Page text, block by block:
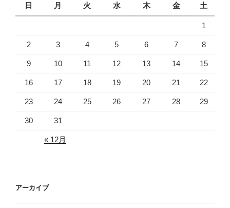
日
月 火 水 木 金 土
1
2 3 4 5 6 7 8
9 10 11 12 13 14 15
16 17 18 19 20 21 22
23 24 25 26 27 28 29
30 31
« 12月
アーカイブ